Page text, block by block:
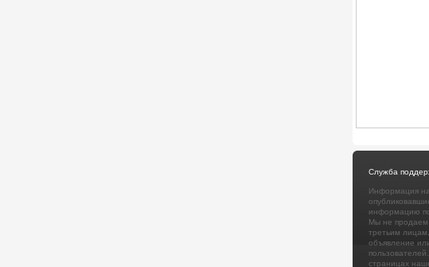
Служба
Информация на
информацию
Мы не продаем
третьим
объявление
страницах